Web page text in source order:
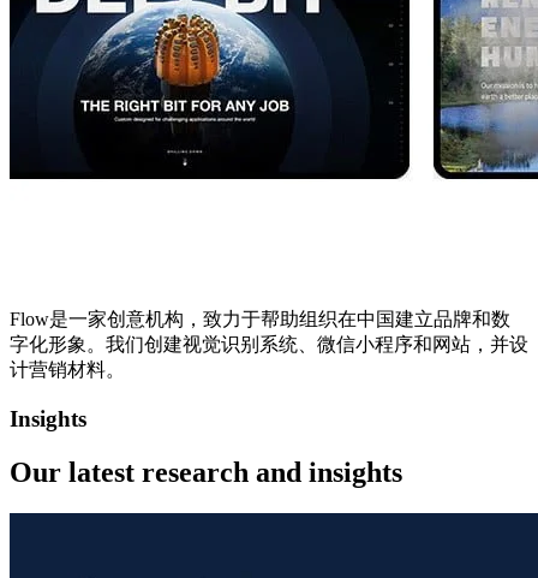
Flow是一家创意机构，致力于帮助组织在中国建立品牌和数
字化形象。我们创建视觉识别系统、微信小程序和网站，并设
计营销材料。
Insights
Our latest research and insights